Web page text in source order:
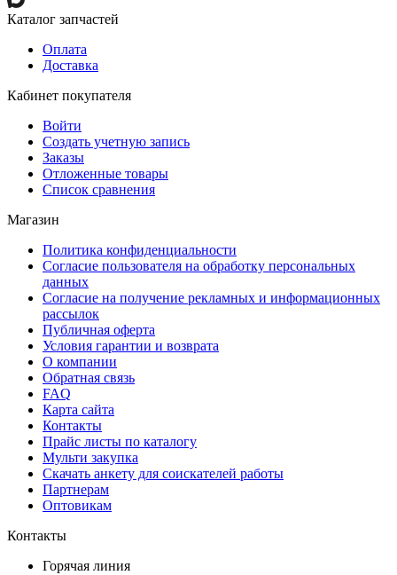
Каталог запчастей
Оплата
Доставка
Кабинет покупателя
Войти
Создать учетную запись
Заказы
Отложенные товары
Список сравнения
Магазин
Политика конфиденциальности
Согласие пользователя на обработку персональных
данных
Согласие на получение рекламных и информационных
рассылок
Публичная оферта
Условия гарантии и возврата
О компании
Обратная связь
FAQ
Карта сайта
Контакты
Прайс листы по каталогу
Мульти закупка
Скачать анкету для соискателей работы
Партнерам
Оптовикам
Контакты
Горячая линия